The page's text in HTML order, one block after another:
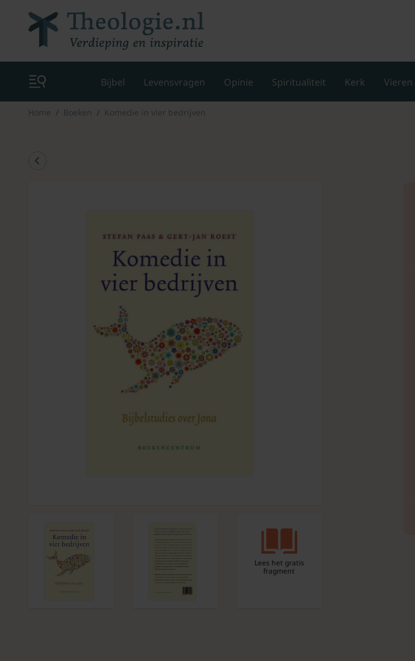
Bijbel Levensvragen Opinie Spiritualiteit Kerk Vieren
Home Boeken Komedie in vier bedrijven
Lees het gratis
fragment